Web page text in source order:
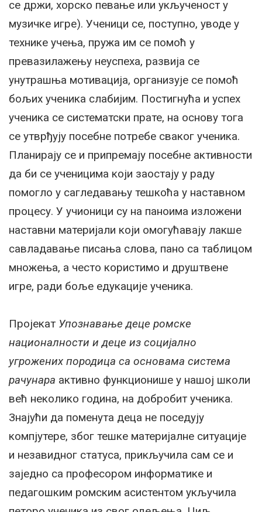
се држи, хорско певање или укљученост у
музичке игре). Ученици се, поступно, уводе у
технике учења, пружа им се помоћ у
превазилажењу неуспеха, развија се
унутрашња мотивација, организује се помоћ
бољих ученика слабијим. Постигнућа и успех
ученика се систематски прате, на основу тога
се утврђују посебне потребе сваког ученика.
Планирају се и припремају посебне активности
да би се ученицима који заостају у раду
помогло у сагледавању тешкоћа у наставном
процесу. У учионици су на паноима изложени
наставни материјали који омогућавају лакше
савладавање писања слова, пано са таблицом
множења, а често користимо и друштвене
игре, ради боље едукације ученика.
Пројекат Упознавање деце ромске
националности и деце из социјално
угрожених породица са основама система
рачунара активно функционише у нашој школи
већ неколико година, на добробит ученика.
Знајући да поменута деца не поседују
компјутере, због тешке материјалне ситуације
и незавидног статуса, прикључила сам се и
заједно са професором информатике и
педагошким ромским асистентом укључила